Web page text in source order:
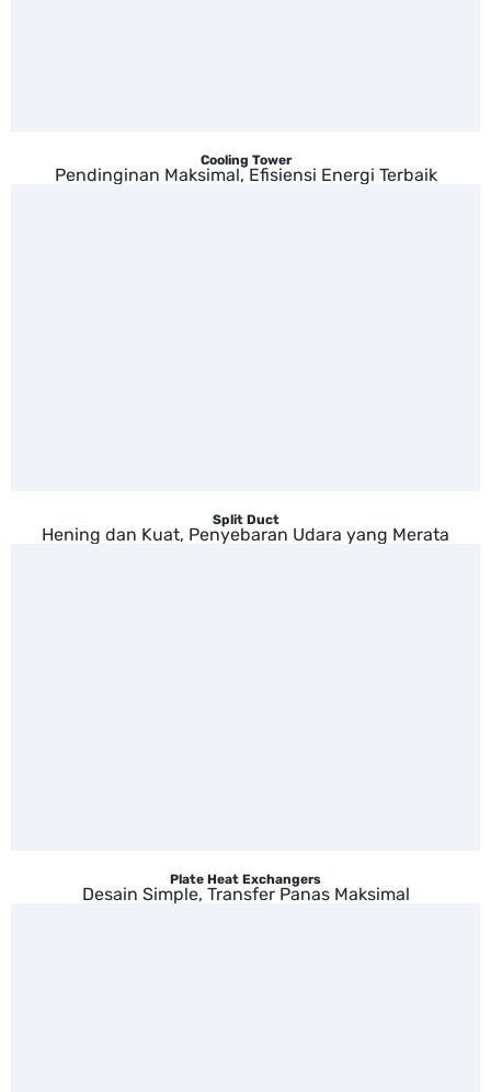
Cooling Tower
Pendinginan Maksimal, Efisiensi Energi Terbaik
Split Duct
Hening dan Kuat, Penyebaran Udara yang Merata
Plate Heat Exchangers
Desain Simple, Transfer Panas Maksimal